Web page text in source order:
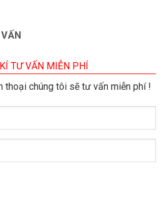
TƯ VẤN MIỄN PHÍ
thoại chúng tôi sẽ tư vấn miễn phí !